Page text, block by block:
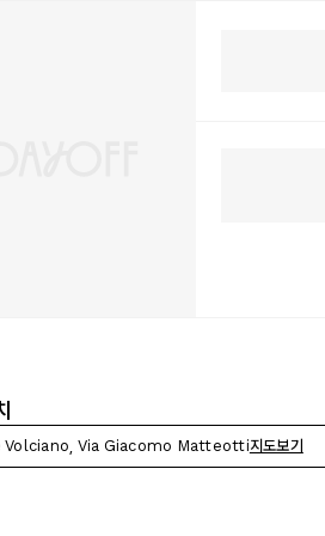
Volciano, Via Giacomo Matteotti지도보기